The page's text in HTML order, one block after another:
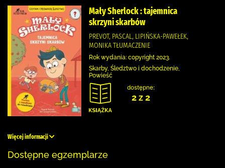
Mały Sherlock : tajemnica
skrzyni skarbów
PREVOT, PASCAL, LIPIŃSKA-PAWEŁEK,
MONIKA TŁUMACZENIE
Rok wydania: copyright 2023.
Skarby, Śledztwo i dochodzenie,
Powieść
dostępne:
2 z 2
Więcej informacji
Dostępne egzemplarze